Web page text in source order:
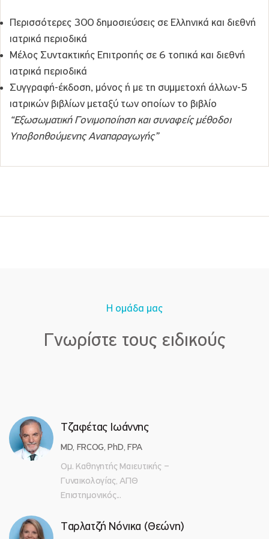
Περισσότερες 300 δημοσιεύσεις σε Ελληνικά και διεθνή
ιατρικά περιοδικά
Μέλος Συντακτικής Επιτροπής σε 6 τοπικά και διεθνή
ιατρικά περιοδικά
Συγγραφή-έκδοση, μόνος ή με τη συμμετοχή άλλων-5
ιατρικών βιβλίων μεταξύ των οποίων το βιβλίο
“Εξωσωματική Γονιμοποίηση και συναφείς μέθοδοι
Υποβοηθούμενης Αναπαραγωγής”
Η ομάδα μας
Γνωρίστε τους ειδικούς
Τζαφέτας Ιωάννης
MD, FRCOG, PhD, FPA
Ομ. Καθηγητής Μαιευτικής –
Γυναικολογίας, ΑΠΘ
Επιστημονικός...
Ταρλατζή Νόνικα (Θεώνη)